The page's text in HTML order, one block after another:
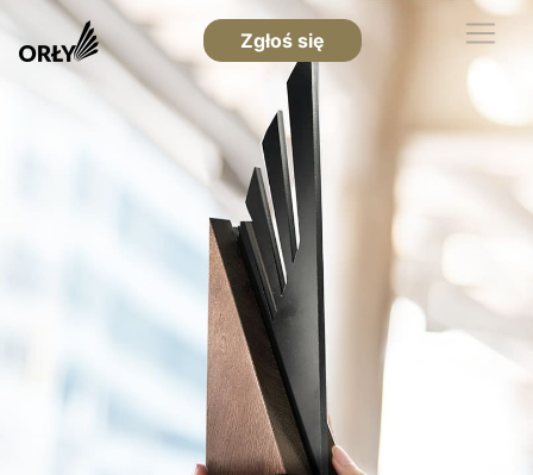
Zgłoś się